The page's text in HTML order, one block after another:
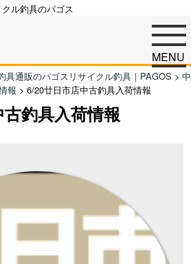
ル釣具のパゴス
MENU
具通販のパゴスリサイクル釣具｜PAGOS > 中
報 > 6/20廿日市店中古釣具入荷情報
釣具入荷情報